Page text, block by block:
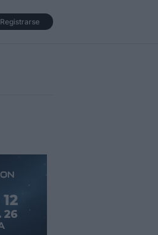
Registrarse